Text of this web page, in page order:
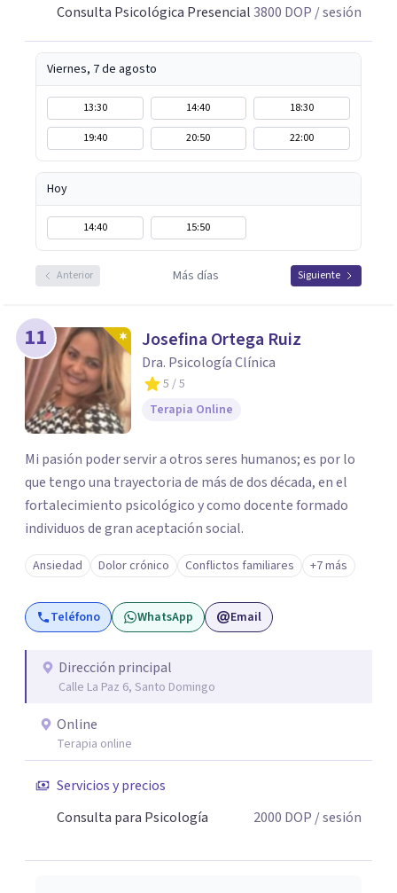
Consulta Psicológica Presencial3800 DOP / sesión
Viernes, 7 de agosto
13:30 14:40
18:30
19:40
20:50 22:00
Hoy
14:40 15:50
Anterior Más días Siguiente
11 Josefina Ortega Ruiz
Dra. Psicología Clínica
5 / 5
Terapia Online
Mi pasión poder servir a otros seres humanos; es por lo
que tengo una trayectoria de más de dos década, en el
fortalecimiento psicológico y como docente formado
individuos de gran aceptación social.
Ansiedad Dolor crónico Conflictos familiares +7 más
Teléfono WhatsApp Email
Dirección principal
Calle La Paz 6, Santo Domingo
Online
Terapia online
Servicios y precios
Consulta para Psicología
2000 DOP / sesión